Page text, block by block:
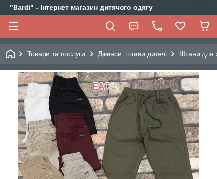
"Bardi" - Інтернет магазин дитячого одягу
Товари та послуги Джинси, штани дитячі Штани для